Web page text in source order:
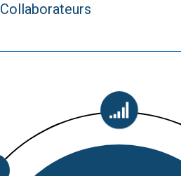
Collaborateurs